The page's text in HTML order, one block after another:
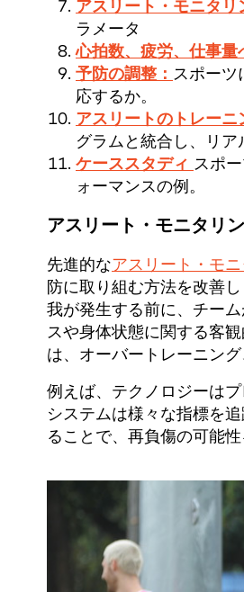
アスリート・モニタリ
ラメータ
心拍数、疲労、仕事量
予防の調整： スポーツ
応するか。
アスリートのトレーニ
グラムと統合し、リア
ケーススタディ スポ
ォーマンスの例。
アスリート・モニタリ
先進的なアスリート・モ
防に取り組む方法を改善
我が発生する前に、チー
スや身体状態に関する客
は、オーバートレーニン
例えば、テクノロジーは
システムは様々な指標を
ることで、再負傷の可能